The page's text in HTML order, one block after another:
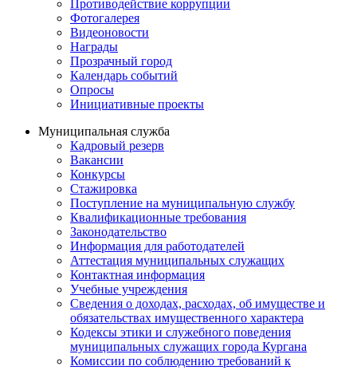
Противодействие коррупции
Фотогалерея
Видеоновости
Награды
Прозрачный город
Календарь событий
Опросы
Инициативные проекты
Муниципальная служба
Кадровый резерв
Вакансии
Конкурсы
Стажировка
Поступление на муниципальную службу
Квалификационные требования
Законодательство
Информация для работодателей
Аттестация муниципальных служащих
Контактная информация
Учебные учреждения
Сведения о доходах, расходах, об имуществе и
обязательствах имущественного характера
Кодексы этики и служебного поведения
муниципальных служащих города Кургана
Комиссии по соблюдению требований к